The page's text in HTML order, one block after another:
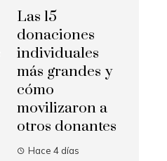
Las 15
donaciones
individuales
más grandes y
cómo
movilizaron a
otros donantes
Hace 4 días